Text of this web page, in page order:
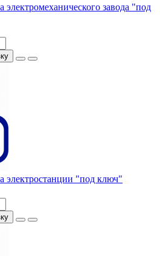
электромеханического завода "под
электростанции "под ключ"